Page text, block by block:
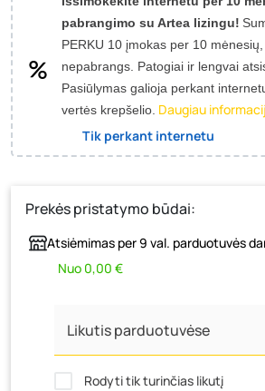
pabrangimo su Artea lizingu!
PERKU 10 įmokas per 10
nepabrangs. Patogiai ir lengvai
Pasiūlymas galioja perkant
vertės krepšelio. Daugiau
Tik perkant internetu
Prekės pristatymo būdai:
Atsiėmimas per 9 val. parduotuvės
Nuo 0,00 €
Rodyti tik turinčias likutį